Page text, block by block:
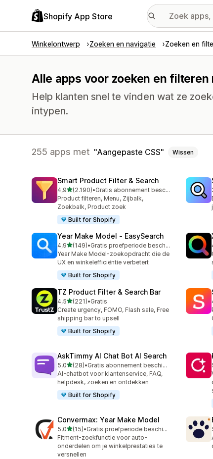
Shopify App Store
Winkelontwerp Zoeken en navigatie Zoeken en
Alle apps voor zoeken en
Help klanten snel te vinden wat ze
intypen.
255 apps met Aangepaste CSS Wissen
Smart Product Filter & Search
4,9van 5 sterren
(2.190)
2190 recensies in totaal
•
Gratis abonnement beschikbaar
Product filteren, Menu, Zijbalk,
Zoekbalk, Product zoek
Built for Shopify
Year Make Model ‑ EasySearch
4,9van 5 sterren
(149)
149 recensies in totaal
•
Gratis proefperiode beschikbaar
Year Make Model-zoekopdracht die de
UX en winkelefficiëntie verbetert
Built for Shopify
TZ Product Filter & Search Bar
4,5van 5 sterren
(221)
221 recensies in totaal
•Gratis
Create urgency, FOMO, Flash sale, Free
shipping bar to upsell
Built for Shopify
AskTimmy AI Chat Bot AI Search
5,0van 5 sterren
(28)
28 recensies in totaal
•
Gratis abonnement beschikbaar
AI-chatbot voor klantenservice, FAQ,
helpdesk, zoeken en ontdekken
Built for Shopify
Convermax: Year Make Model
5,0van 5 sterren
(15)
15 recensies in totaal
•
Gratis proefperiode beschikbaar
Fitment-zoekfunctie voor auto-
onderdelen om je winkelprestaties te
versnellen